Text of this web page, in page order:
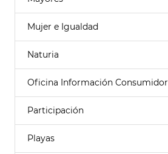
Mujer e Igualdad
Naturia
Oficina Información Consumidor
Participación
Playas